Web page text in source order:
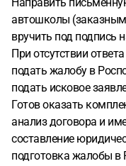
автошколы
вручить под подпись
При отсутствии
подать жалобу в
подать исковое
Готов оказать
анализ договора и
составление
подготовка жалобы в